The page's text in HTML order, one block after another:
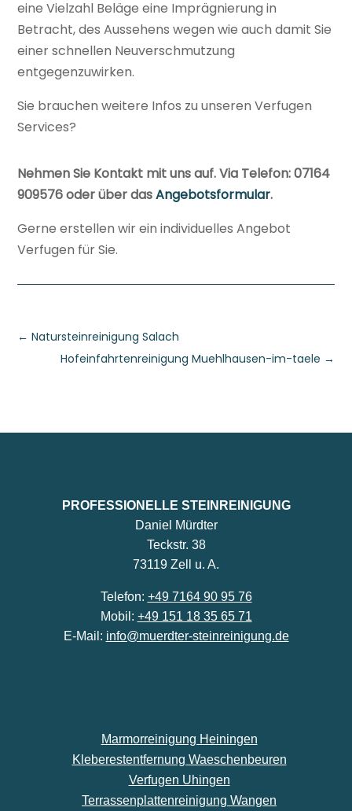
eine Vielzahl Beläge eine Imprägnierung in
Betracht, des Aussehens wegen wie auch damit Sie
einer schnellen Neuverschmutzung
entgegenzuwirken.
Sie brauchen weitere Infos zu unseren Verfugen
Services?
Nehmen Sie Kontakt mit uns auf. Via Telefon: 07164
909576 oder über dasAngebotsformular.
Gerne erstellen wir ein individuelles Angebot
Verfugen für Sie.
←Natursteinreinigung Salach
Hofeinfahrtenreinigung Muehlhausen-im-taele →
PROFESSIONELLE STEINREINIGUNG
Daniel Mürdter
Teckstr. 38
73119 Zell u. A.
Telefon: +49 7164 90 95 76
Mobil: +49 151 18 35 65 71
E-Mail: info@muerdter-steinreinigung.de
Marmorreinigung Heiningen
Kleberestentfernung Waeschenbeuren
Verfugen Uhingen
Terrassenplattenreinigung Wangen